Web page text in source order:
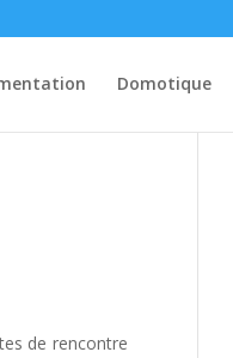
Domotique
de rencontre